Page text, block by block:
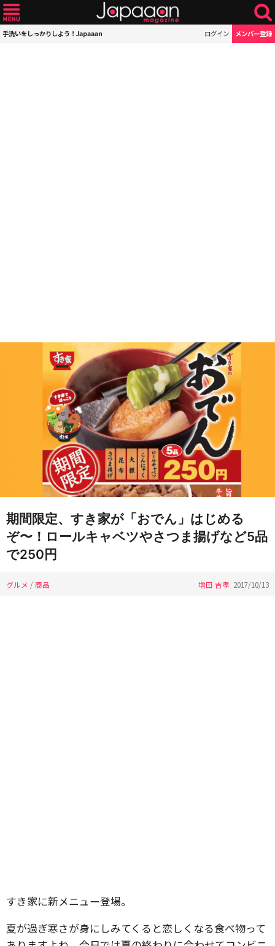
手洗いをしっかりしよう！Japaaan ログイン メンバー登録
期間限定、すき家が「おでん」はじめる
ぞ〜！ロールキャベツやさつま揚げなど5品
で250円
グルメ /商品 増田 吉孝 2017/10/13
すき家に新メニュー登場。
夏が過ぎ寒さが身にしみてくると恋しくなる食べ物って